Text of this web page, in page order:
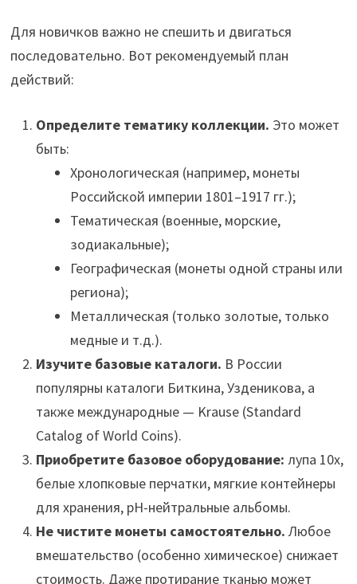
Для новичков важно не спешить и двигаться
последовательно. Вот рекомендуемый план
действий:
Определите тематику коллекции. Это может
быть:
Хронологическая (например, монеты
Российской империи 1801–1917 гг.);
Тематическая (военные, морские,
зодиакальные);
Географическая (монеты одной страны или
региона);
Металлическая (только золотые, только
медные и т.д.).
Изучите базовые каталоги. В России
популярны каталоги Биткина, Узденикова, а
также международные — Krause (Standard
Catalog of World Coins).
Приобретите базовое оборудование: лупа 10x,
белые хлопковые перчатки, мягкие контейнеры
для хранения, pH-нейтральные альбомы.
Не чистите монеты самостоятельно. Любое
вмешательство (особенно химическое) снижает
стоимость. Даже протирание тканью может